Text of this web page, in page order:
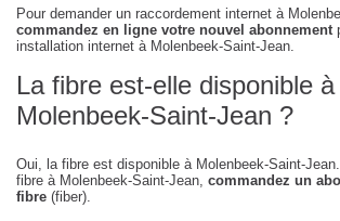
Pour demander un raccordement internet à
commandez en ligne votre nouvel abonnement
installation internet à Molenbeek-Saint-Jean.
La fibre est-elle disponible à
Molenbeek-Saint-Jean ?
Oui, la fibre est disponible à Molenbeek-Saint-
fibre à Molenbeek-Saint-Jean, commandez un
fibre (fiber).